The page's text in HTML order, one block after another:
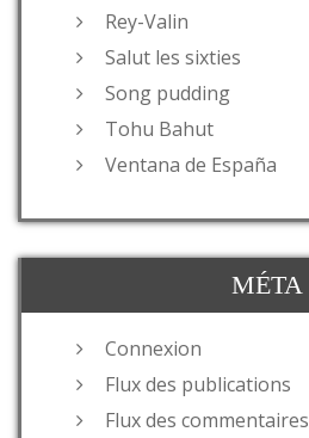
Rey-Valin
Salut les sixties
Song pudding
Tohu Bahut
Ventana de España
MÉTA
Connexion
Flux des publications
Flux des commentaires